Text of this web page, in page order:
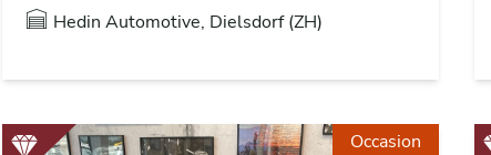
Hedin Automotive, Dielsdorf (ZH)
Occasion